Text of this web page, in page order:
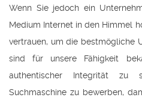
Wenn Sie jedoch ein
Medium Internet in den Himmel
vertrauen, um die bestmögliche
sind für unsere Fähigkeit
authentischer Integrität
Suchmaschine zu bewerben,